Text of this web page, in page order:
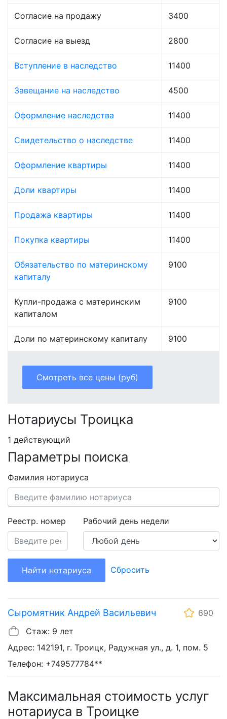
Согласие на продажу 3400
Согласие на выезд 2800
Вступление в наследство 11400
Завещание на наследство 4500
Оформление наследства 11400
Свидетельство о наследстве 11400
Оформление квартиры 11400
Доли квартиры 11400
Продажа квартиры 11400
Покупка квартиры 11400
Обязательство по материнскому
капиталу
9100
Купли-продажа с материнским
капиталом
9100
Доли по материнскому капиталу 9100
Смотреть все цены (руб)
Нотариусы Троицка
1 действующий
Параметры поиска
Фамилия нотариуса
Реестр. номер Рабочий день недели
Найти нотариуса Сбросить
Сыромятник Андрей Васильевич
690
Стаж: 9 лет
Адрес: 142191, г. Троицк, Радужная ул., д. 1, пом. 5
Телефон: +749577784**
Максимальная стоимость услуг
нотариуса в Троицке